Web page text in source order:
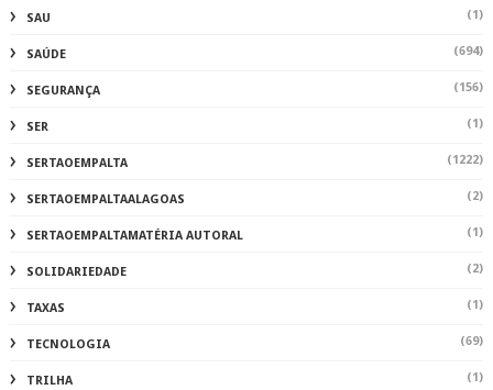
SAU (1)
SAÚDE (694)
SEGURANÇA (156)
SER (1)
SERTAOEMPALTA (1222)
SERTAOEMPALTAALAGOAS (2)
SERTAOEMPALTAMATÉRIA AUTORAL (1)
SOLIDARIEDADE (2)
TAXAS (1)
TECNOLOGIA (69)
TRILHA (1)